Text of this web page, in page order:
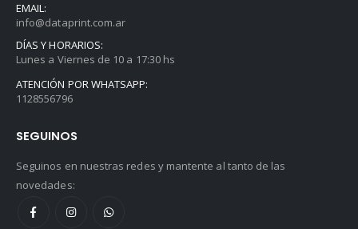
EMAIL:
info@dataprint.com.ar
DÍAS Y HORARIOS:
Lunes a Viernes de 10 a 17:30 hs
ATENCIÓN POR WHATSAPP:
1128556796
SEGUINOS
Seguinos en nuestras redes y mantente al tanto de las
novedades: